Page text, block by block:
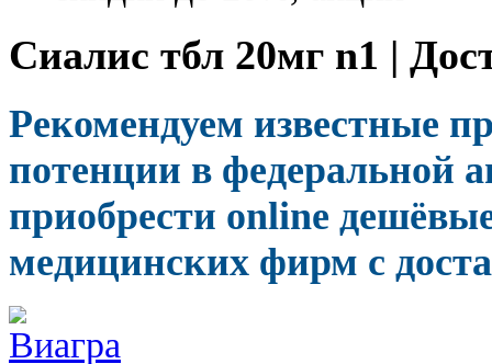
Сиалис тбл 20мг n1 |
Рекомендуем известные
потенции в федеральной
приобрести online
медицинских фирм с